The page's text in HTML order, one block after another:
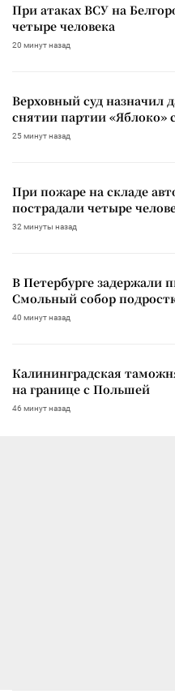
При атаках ВСУ на
четыре человека
20 минут назад
Верховный суд назначил
снятии партии «Яблоко»
25 минут назад
При пожаре на складе
пострадали четыре
32 минуты назад
В Петербурге задержали
Смольный собор
40 минут назад
Калининградская
на границе с Польшей
46 минут назад